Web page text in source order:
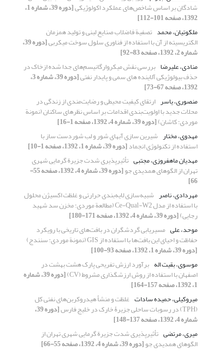
شادگان بر اساس شاخص‌های عملکرد اکولوژیکی [دوره 39، شماره 1،
1392، صفحه 101-112]
ملکوتیان، محمد تصفیة فاضلاب صنایع لبنی و تولید همزمان
الکتریسیته از آن با استفاده از فناوری سلول سوخت میکربی [دوره 39،
شماره 2، 1392، صفحه 83-92]
منادی، علیرضا بررسی نقش میکروارگانیسم‌های جدا شده ازخاک در
حذف بیولوژیکی آلاینده های سمی و پایدار نفتی [دوره 39، شماره 3،
1392، صفحه 67-73]
منصوری، یاسر ارتقای کیفیت محیطی و رضایت‌مندی از زندگی در
محلات جدید با اولویت‌بندی اقدامات بر اساس نظرهای ساکنان (نمونة
موردی: کاشان)[دوره 39، شماره 4، 1392، صفحه 1-16]
مهدوی، مختار شیرین سازی آبهای شور و لب شوردست ساز با
استفاده از تکنولوژی انجماد[دوره 39، شماره 1، 1392، صفحه 1-10]
مهدیان ماهفروزی، مجتبی تأثیرپذیری شدت جزیرة گرمایی شهری
تهران از الگوهای همدیدی جو [دوره 39، شماره 4، 1392، صفحه 55-
66]
مهردادی، ناصر شبیه‌سازی لایه‌بندی حرارتی و غلظت اکسیژن محلول
با استفاده از مدل Ce-Qual-W2 (مطالعة موردی: مخزن سد شهید
رجایی)[دوره 39، شماره 4، 1392، صفحه 171-180]
موحد، علی مسیریابی گردشگران در بافت‌های تاریخی با رویکرد
حفاظت و احیای این بافت‌ها با استفاده از GIS (نمونة موردی: سنندج)
[دوره 39، شماره 1، 1392، صفحه 93-100]
موسوی، بقیت اله برآورد ارزش تفریحی پارک هشت بهشت در
اصفهان با استفاده از روش ارزشگذاری مشروط (CV) [دوره 39، شماره
1، 1392، صفحه 157-164]
میروکیلی، حمیده سادات غلظت و منشأ هیدروکربن‌های نفتی کل
(TPH) در رسوبات ساحلی جزیرۀ خارک در خلیج فارس [دوره 39،
شماره 4، 1392، صفحه 137-148]
میری، مرتضی تأثیرپذیری شدت جزیرة گرمایی شهری تهران از
الگوهای همدیدی جو[دوره 39، شماره 4، 1392، صفحه 55-66]